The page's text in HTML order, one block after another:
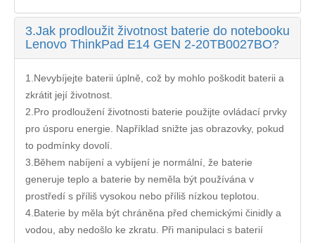
3.Jak prodloužit životnost baterie do notebooku
Lenovo ThinkPad E14 GEN 2-20TB0027BO?
1.Nevybíjejte baterii úplně, což by mohlo poškodit baterii a
zkrátit její životnost.
2.Pro prodloužení životnosti baterie použijte ovládací prvky
pro úsporu energie. Například snižte jas obrazovky, pokud
to podmínky dovolí.
3.Během nabíjení a vybíjení je normální, že baterie
generuje teplo a baterie by neměla být používána v
prostředí s příliš vysokou nebo příliš nízkou teplotou.
4.Baterie by měla být chráněna před chemickými činidly a
vodou, aby nedošlo ke zkratu. Při manipulaci s baterií